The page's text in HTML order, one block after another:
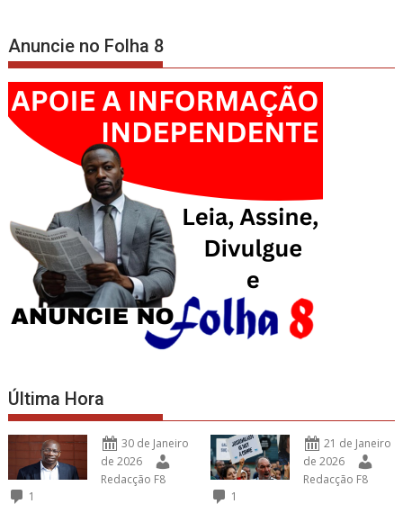
Anuncie no Folha 8
Última Hora
30 de Janeiro
de 2026
Redacção F8
1
21 de Janeiro
de 2026
Redacção F8
1